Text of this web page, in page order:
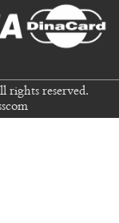
rights reserved.